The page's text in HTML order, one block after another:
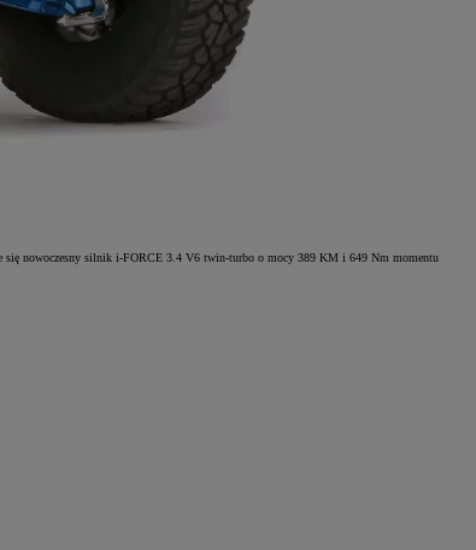
się nowoczesny silnik i-FORCE 3.4 V6 twin-turbo o mocy 389 KM i 649 Nm momentu